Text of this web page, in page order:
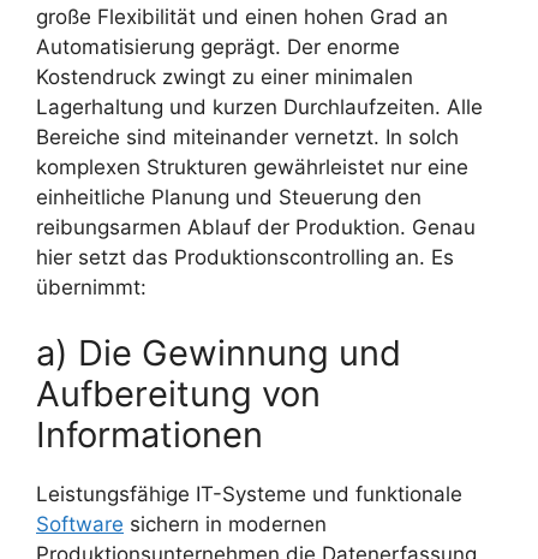
große Flexibilität und einen hohen Grad an
Automatisierung geprägt. Der enorme
Kostendruck zwingt zu einer minimalen
Lagerhaltung und kurzen Durchlaufzeiten. Alle
Bereiche sind miteinander vernetzt. In solch
komplexen Strukturen gewährleistet nur eine
einheitliche Planung und Steuerung den
reibungsarmen Ablauf der Produktion. Genau
hier setzt das Produktionscontrolling an. Es
übernimmt:
a) Die Gewinnung und
Aufbereitung von
Informationen
Leistungsfähige IT-Systeme und funktionale
Software sichern in modernen
Produktionsunternehmen die Datenerfassung